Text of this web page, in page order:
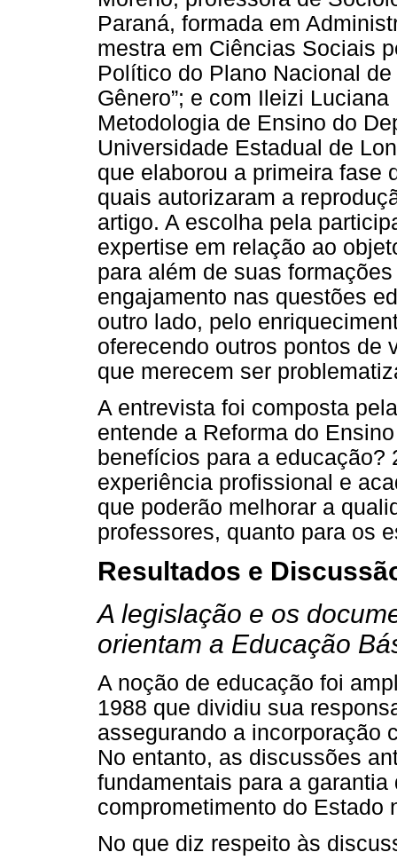
Paraná, formada em
mestra em Ciências Sociais
Político do Plano Nacional
Gênero”; e com Ileizi
Metodologia de Ensino do
Universidade Estadual de
que elaborou a primeira fase
quais autorizaram a
artigo. A escolha pela
expertise em relação ao
para além de suas
engajamento nas questões
outro lado, pelo
oferecendo outros pontos de
que merecem ser
A entrevista foi composta
entende a Reforma do
benefícios para a educação?
experiência profissional e
que poderão melhorar a
professores, quanto para os
Resultados e
A legislação e os
orientam a Educação
A noção de educação foi
1988 que dividiu sua
assegurando a incorporação
No entanto, as discussões
fundamentais para a
comprometimento do Estado
No que diz respeito às